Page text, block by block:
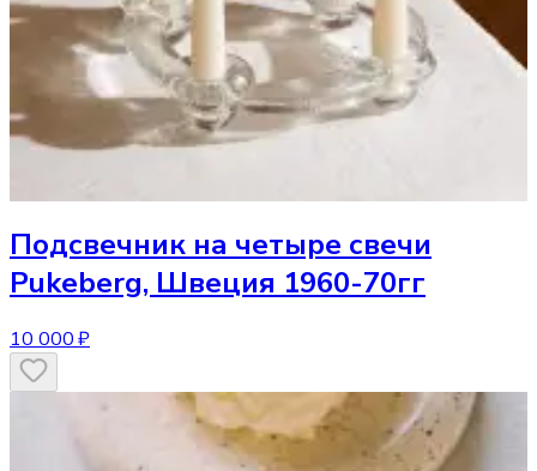
Подсвечник на четыре свечи
Pukeberg, Швеция 1960-70гг
10 000 ₽